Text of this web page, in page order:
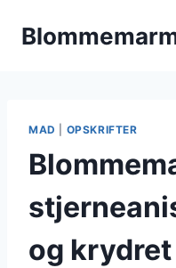
MAD OPSKRIFTER
og